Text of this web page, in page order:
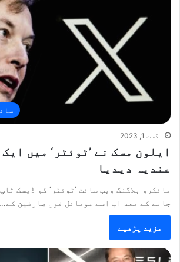
اگست 1, 2023
ایلون مسک نے ’ٹوئٹر‘ میں
عندیہ دیدیا
مائکرو بلاگنگ ویب سائٹ ’ٹوئٹر‘ کو ڈیسک
جانے کے بعد اب اسے موبائل فون صارفین کے…
مزید پڑھیے